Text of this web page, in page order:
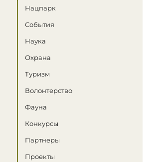
Нацпарк
События
Наука
Охрана
Туризм
Волонтерство
Фауна
Конкурсы
Партнеры
Проекты